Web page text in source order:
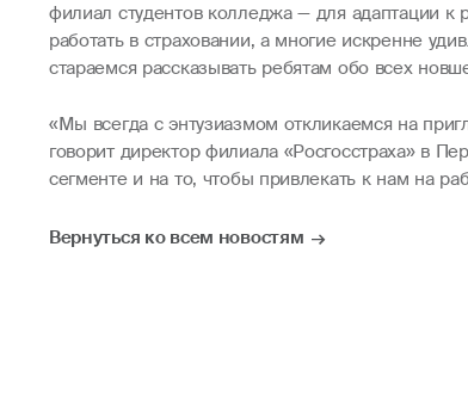
филиал студентов колледжа — для адаптации к
работать в страховании, а многие искренне
стараемся рассказывать ребятам обо всех
«Мы всегда с энтузиазмом откликаемся на
говорит директор филиала «Росгосстраха» в
сегменте и на то, чтобы привлекать к нам на
Вернуться ко всем новостям